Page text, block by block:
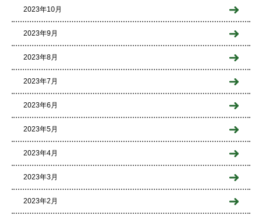
2023年10月
2023年9月
2023年8月
2023年7月
2023年6月
2023年5月
2023年4月
2023年3月
2023年2月